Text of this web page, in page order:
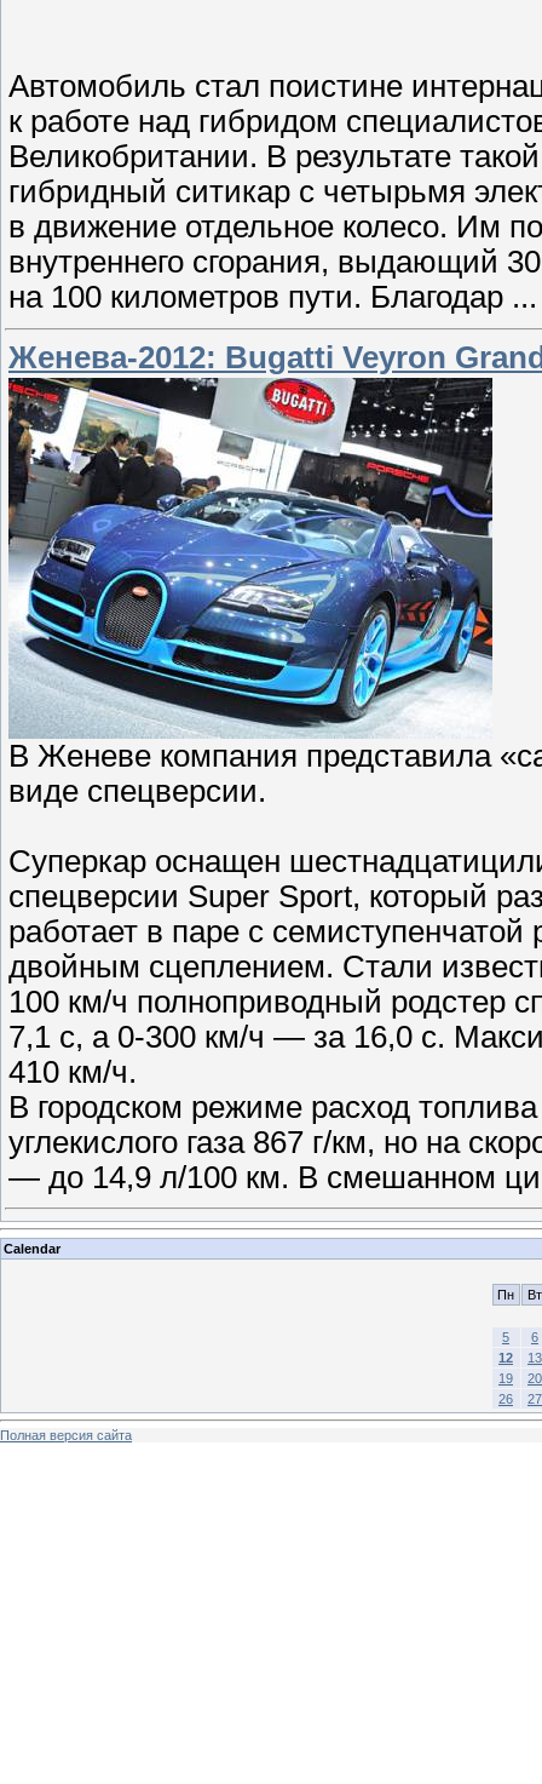
Автомобиль стал поистине
к работе над гибридом
Великобритании. В результате
гибридный ситикар с четырьмя
в движение отдельное колесо. Им
внутреннего сгорания, выдающий
на 100 километров пути. Благодар
Женева-2012: Bugatti Veyron
В Женеве компания представила
виде спецверсии.
Суперкар оснащен
спецверсии Super Sport, который
работает в паре с
двойным сцеплением. Стали
100 км/ч полноприводный родстер
7,1 с, а 0-300 км/ч — за 16,0 с.
410 км/ч.
В городском режиме расход
углекислого газа 867 г/км, но на
— до 14,9 л/100 км. В смешанном
Calendar
Пн Вт
5
6
12
13
19
20
26
27
Полная версия сайта